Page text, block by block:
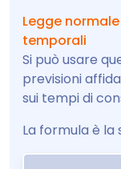
Legge
temporali
Si può usare
previsioni
sui tempi di
La formula è la